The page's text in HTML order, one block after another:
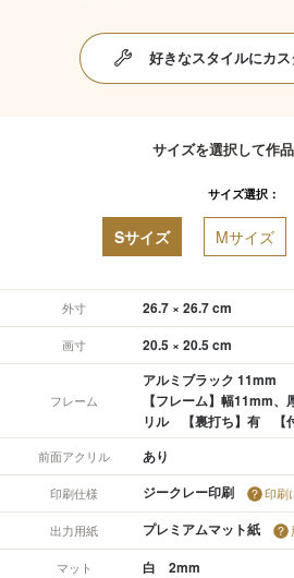
好きなスタイルにカ
サイズを選択して作
サイズ選択：
Sサイズ Mサイズ
外寸 26.7 × 26.7 cm
画寸 20.5 × 20.5 cm
フレーム
アルミブラック 11mm
【フレーム】幅11mm
リル 【裏打ち】有 【
前面アクリル あり
印刷仕様 ジークレー印刷 印刷
出力用紙 プレミアムマット紙
マット 白 2mm